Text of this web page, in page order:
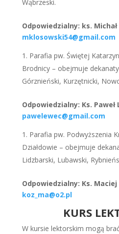
Wąbrzeski.
Odpowiedzialny: ks.
mklosowski54@gmail.com
Parafia pw. Świętej
Brodnicy – obejmuje
Górznieński, Kurzętnicki,
Odpowiedzialny: Ks.
pawelewec@gmail.com
Parafia pw. Podwyższenia
Działdowie – obejmuje
Lidzbarski, Lubawski,
Odpowiedzialny: Ks.
koz_ma@o2.pl
KURS
W kursie lektorskim mogą